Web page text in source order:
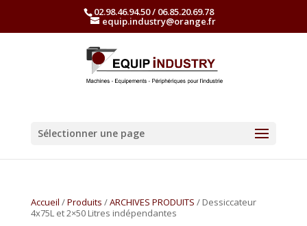
02.98.46.94.50 / 06.85.20.69.78
equip.industry@orange.fr
Sélectionner une page
Accueil /Produits /ARCHIVES PRODUITS / Dessiccateur
4x75L et 2×50 Litres indépendantes